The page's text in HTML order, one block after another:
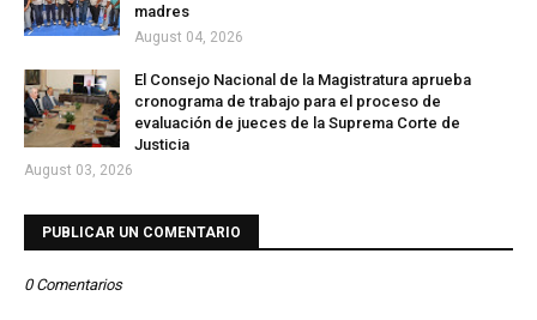
madres
August 04, 2026
El Consejo Nacional de la Magistratura aprueba
cronograma de trabajo para el proceso de
evaluación de jueces de la Suprema Corte de
Justicia
August 03, 2026
PUBLICAR UN COMENTARIO
0 Comentarios